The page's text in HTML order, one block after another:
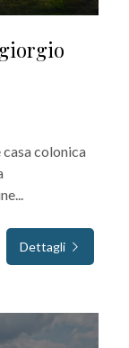
colonica
Dettagli